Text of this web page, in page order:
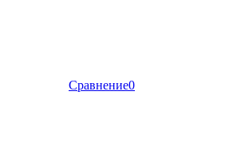
Сравнение0